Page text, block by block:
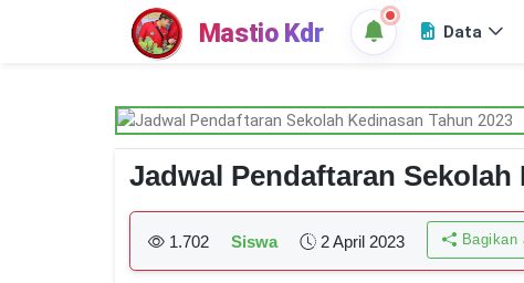
Mastio Kdr Data
Jadwal Pendaftaran Sekolah
1.702 Siswa 2 April 2023 Bagikan